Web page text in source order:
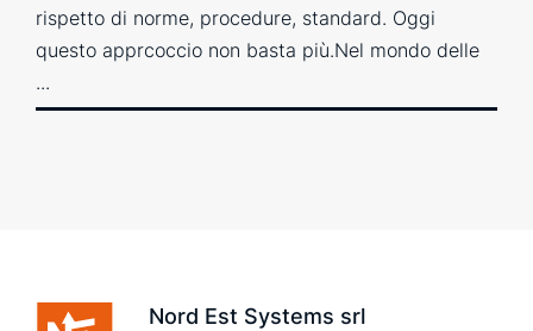
rispetto di norme, procedure, standard. Oggi
questo apprcoccio non basta più.Nel mondo delle
...
Nord Est Systems srl